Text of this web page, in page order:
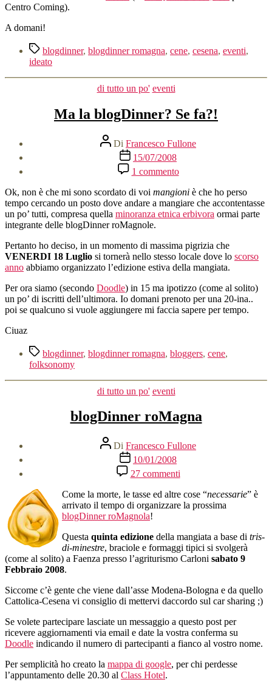
Centro Coming).
A domani!
Tagblogdinner, blogdinner romagna, cene, cesena, eventi,
ideato
Categorie
di tutto un po' eventi
Ma la blogDinner? Se fa?!
Autore
articolo
Di Francesco Fullone
Data
dell'articolo
15/07/2008
1 commentosu
Ma
la
blogDinner?
Se
Ok, non è che mi sono scordato di voi mangioni è che ho perso
tempo cercando un posto dove andare a mangiare che accontentasse
un po’ tutti, compresa quella minoranza etnica erbivora ormai parte
integrante delle blogDinner roMagnole.
Pertanto ho deciso, in un momento di massima pigrizia che
VENERDI 18 Luglio si tornerà nello stesso locale dove lo scorso
anno abbiamo organizzato l’edizione estiva della mangiata.
Per ora siamo (secondo Doodle) in 15 ma ipotizzo (come al solito)
un po’ di iscritti dell’ultimora. Io domani prenoto per una 20-ina..
poi se qualcuno si vuole aggiungere mi faccia sapere per tempo.
Ciuaz
Tagblogdinner, blogdinner romagna, bloggers, cene,
folksonomy
Categorie
di tutto un po' eventi
blogDinner roMagna
Autore
articolo
Di Francesco Fullone
Data
dell'articolo
10/01/2008
27 commentisu
blogDinner
roMagna
Come la morte, le tasse ed altre cose “necessarie” è
arrivato il tempo di organizzare la prossima
blogDinner roMagnola!
Questa quinta edizione della mangiata a base di tris-
di-minestre, braciole e formaggi tipici si svolgerà
(come al solito) a Faenza presso l’agriturismo Carloni sabato 9
Febbraio 2008.
Siccome c’è gente che viene dall’asse Modena-Bologna e da quello
Cattolica-Cesena vi consiglio di mettervi daccordo sul car sharing ;)
Se volete partecipare lasciate un messaggio a questo post per
ricevere aggiornamenti via email e date la vostra conferma su
Doodle indicando il numero di partecipanti a fianco al vostro nome.
Per semplicità ho creato la mappa di google, per chi perdesse
l’appuntamento delle 20.30 al Class Hotel.